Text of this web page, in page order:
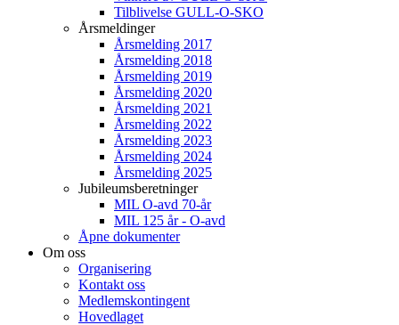
Tilblivelse GULL-O-SKO
Årsmeldinger
Årsmelding 2017
Årsmelding 2018
Årsmelding 2019
Årsmelding 2020
Årsmelding 2021
Årsmelding 2022
Årsmelding 2023
Årsmelding 2024
Årsmelding 2025
Jubileumsberetninger
MIL O-avd 70-år
MIL 125 år - O-avd
Åpne dokumenter
Om oss
Organisering
Kontakt oss
Medlemskontingent
Hovedlaget